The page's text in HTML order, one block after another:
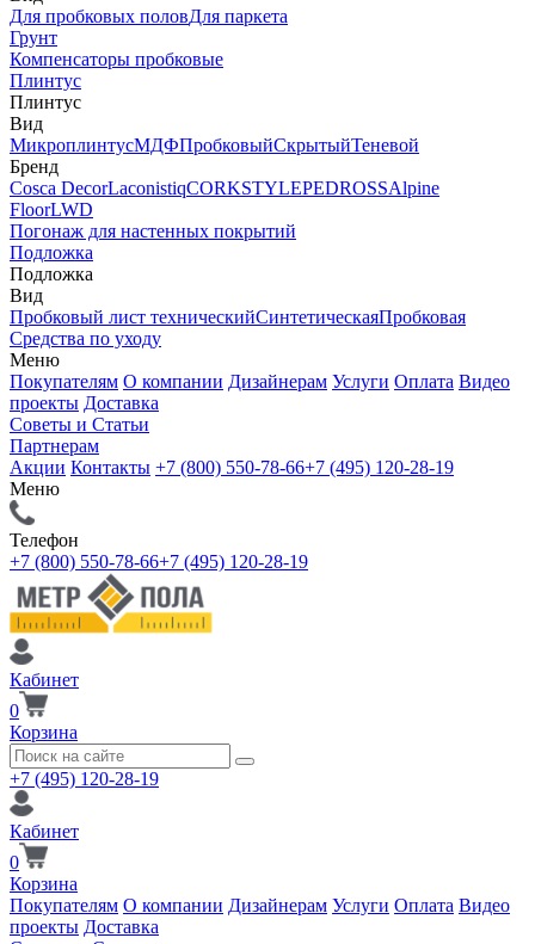
Для пробковых половДля паркета
Грунт
Компенсаторы пробковые
Плинтус
Плинтус
Вид
МикроплинтусМДФПробковыйСкрытыйТеневой
Бренд
Cosca DecorLaconistiqCORKSTYLEPEDROSSAlpine
FloorLWD
Погонаж для настенных покрытий
Подложка
Подложка
Вид
Пробковый лист техническийСинтетическаяПробковая
Средства по уходу
Меню
Покупателям О компании Дизайнерам Услуги Оплата Видео
проекты Доставка
Советы и Статьи
Партнерам
Акции Контакты +7 (800) 550-78-66+7 (495) 120-28-19
Меню
Телефон
+7 (800) 550-78-66+7 (495) 120-28-19
Кабинет
0
Корзина
+7 (495) 120-28-19
Кабинет
0
Корзина
Покупателям О компании Дизайнерам Услуги Оплата Видео
проекты Доставка